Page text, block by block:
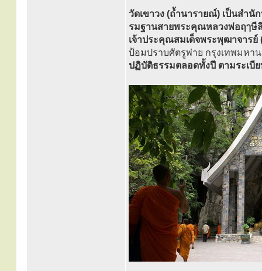
วัดเขาวง (ถ้ำนารายณ์) เป็นสำ
รมฐานสายพระคุณหลวงพ่อฤๅษี
เจ้าประคุณสมเด็จพระพุฒาจารย์
ป้อมปราบศัตรูพ่าย กรุงเทพมหา
ปฏิบัติธรรมตลอดทั้งปี ตามระเบี